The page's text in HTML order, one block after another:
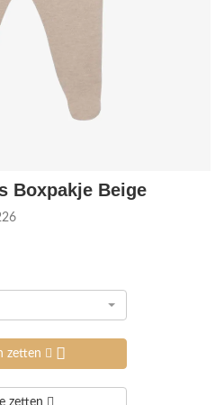
Boxpakje Beige
zetten
zetten